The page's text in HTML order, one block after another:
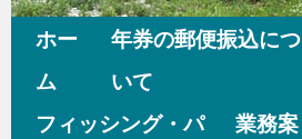
ホー
ム
年券の郵便振込につ
いて
フィッシング・パ
業務案